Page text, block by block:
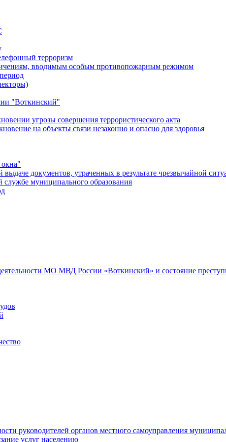
терроризм
вводимым особым противопожарным режимом
"Воткинский"
угрозы совершения террористического акта
на объекты связи незаконно и опасно для здоровья
окна"
документов, утраченных в результате чрезвычайной
муниципального образования
МО МВД России «Воткинский» и состояние
руководителей органов местного самоуправления
услуг населению